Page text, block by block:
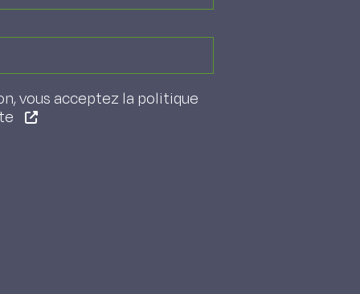
vous acceptez la politique